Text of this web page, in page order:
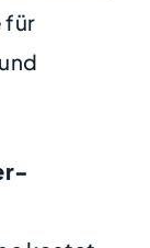
für